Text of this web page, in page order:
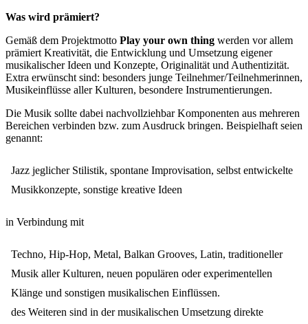
Was wird prämiert?
Gemäß dem Projektmotto Play your own thing werden vor allem
prämiert Kreativität, die Entwicklung und Umsetzung eigener
musikalischer Ideen und Konzepte, Originalität und Authentizität.
Extra erwünscht sind: besonders junge Teilnehmer/Teilnehmerinnen,
Musikeinflüsse aller Kulturen, besondere Instrumentierungen.
Die Musik sollte dabei nachvollziehbar Komponenten aus mehreren
Bereichen verbinden bzw. zum Ausdruck bringen. Beispielhaft seien
genannt:
Jazz jeglicher Stilistik, spontane Improvisation, selbst entwickelte
Musikkonzepte, sonstige kreative Ideen
in Verbindung mit
Techno, Hip-Hop, Metal, Balkan Grooves, Latin, traditioneller
Musik aller Kulturen, neuen populären oder experimentellen
Klänge und sonstigen musikalischen Einflüssen.
des Weiteren sind in der musikalischen Umsetzung direkte